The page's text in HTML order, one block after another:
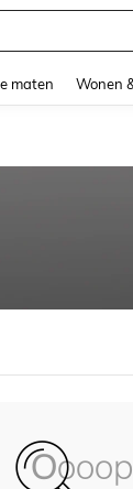
maten Wonen